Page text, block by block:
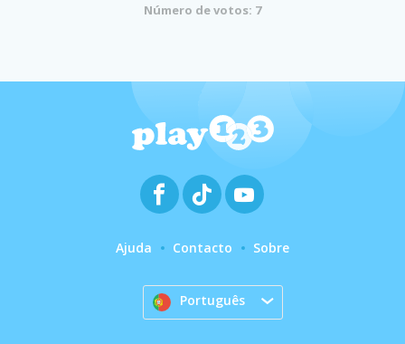
Número de votos: 7
Ajuda Contacto Sobre
Português